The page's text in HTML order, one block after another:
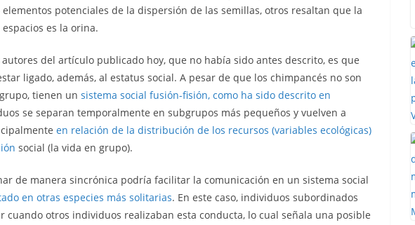
potenciales de la dispersión de las semillas, otros resaltan que la
es la orina.
del artículo publicado hoy, que no había sido antes descrito, es que
ligado, además, al estatus social. A pesar de que los chimpancés no son
tienen un sistema social fusión-fisión, como ha sido descrito en
se separan temporalmente en subgrupos más pequeños y vuelven a
en relación de la distribución de los recursos (variables ecológicas)
social (la vida en grupo).
de manera sincrónica podría facilitar la comunicación en un sistema social
en otras especies más solitarias. En este caso, individuos subordinados
cuando otros individuos realizaban esta conducta, lo cual señala una posible